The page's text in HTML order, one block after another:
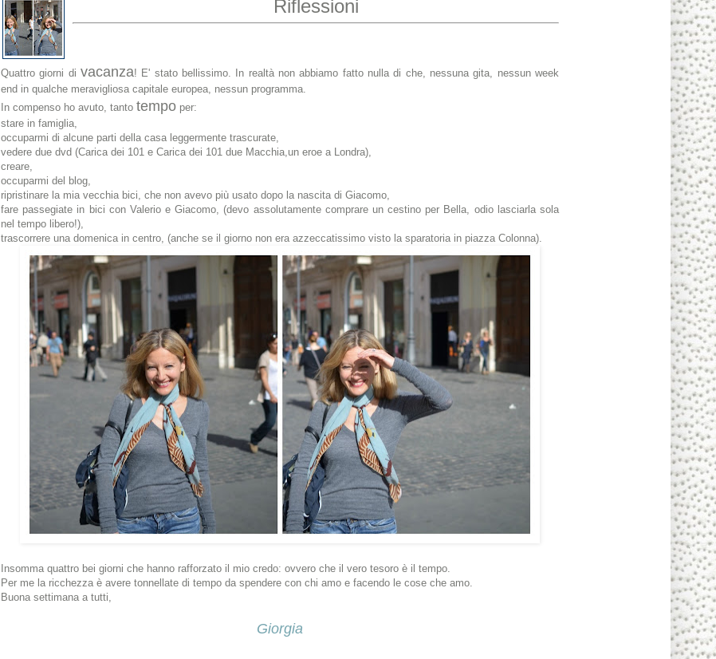
Riflessioni
Quattro giorni di vacanza! E' stato bellissimo. In realtà non abbiamo fatto nulla di che, nessuna gita, nessun week
end in qualche meravigliosa capitale europea, nessun programma.
In compenso ho avuto, tanto tempo per:
stare in famiglia,
occuparmi di alcune parti della casa leggermente trascurate,
vedere due dvd (Carica dei 101 e Carica dei 101 due Macchia,un eroe a Londra),
creare,
occuparmi del blog,
ripristinare la mia vecchia bici, che non avevo più usato dopo la nascita di Giacomo,
fare passegiate in bici con Valerio e Giacomo, (devo assolutamente comprare un cestino per Bella, odio lasciarla sola
nel tempo libero!),
trascorrere una domenica in centro, (anche se il giorno non era azzeccatissimo visto la sparatoria in piazza Colonna).
Insomma quattro bei giorni che hanno rafforzato il mio credo: ovvero che il vero tesoro è il tempo.
Per me la ricchezza è avere tonnellate di tempo da spendere con chi amo e facendo le cose che amo.
Buona settimana a tutti,
Giorgia